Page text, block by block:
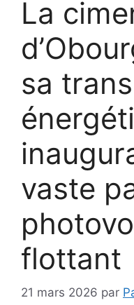
La
sa
vaste
flottant
21 mars 2026 par